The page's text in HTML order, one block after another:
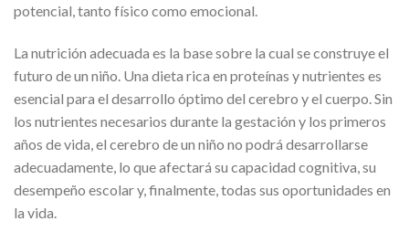
potencial, tanto físico como emocional.
La nutrición adecuada es la base sobre la cual se construye el
futuro de un niño. Una dieta rica en proteínas y nutrientes es
esencial para el desarrollo óptimo del cerebro y el cuerpo. Sin
los nutrientes necesarios durante la gestación y los primeros
años de vida, el cerebro de un niño no podrá desarrollarse
adecuadamente, lo que afectará su capacidad cognitiva, su
desempeño escolar y, finalmente, todas sus oportunidades en
la vida.